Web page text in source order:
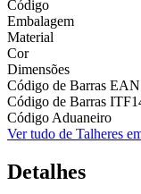
Código
Embalagem
Material
Cor
Dimensões
Código de Barras
Código de Barras
Código Aduaneiro
Ver tudo de Talheres
Detalhes